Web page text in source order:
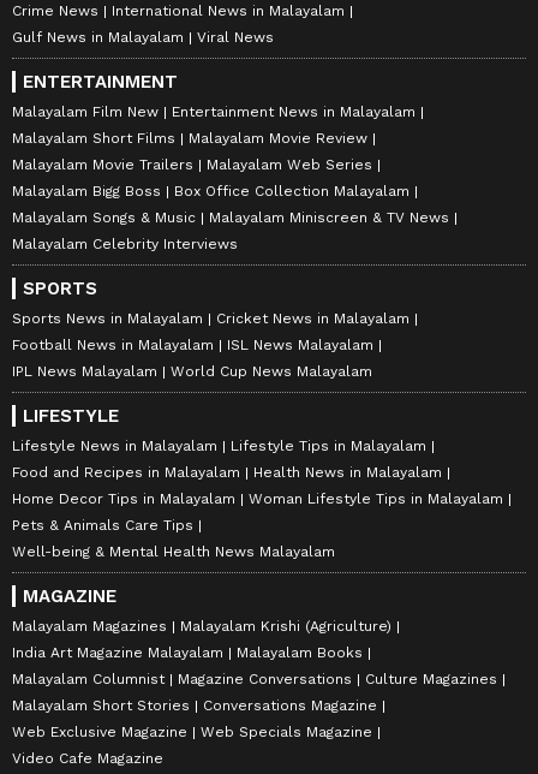
Crime News
International News in Malayalam
Gulf News in Malayalam
Viral News
ENTERTAINMENT
Malayalam Film New
Entertainment News in Malayalam
Malayalam Short Films
Malayalam Movie Review
Malayalam Movie Trailers
Malayalam Web Series
Malayalam Bigg Boss
Box Office Collection Malayalam
Malayalam Songs & Music
Malayalam Miniscreen & TV News
Malayalam Celebrity Interviews
SPORTS
Sports News in Malayalam
Cricket News in Malayalam
Football News in Malayalam
ISL News Malayalam
IPL News Malayalam
World Cup News Malayalam
LIFESTYLE
Lifestyle News in Malayalam
Lifestyle Tips in Malayalam
Food and Recipes in Malayalam
Health News in Malayalam
Home Decor Tips in Malayalam
Woman Lifestyle Tips in Malayalam
Pets & Animals Care Tips
Well-being & Mental Health News Malayalam
MAGAZINE
Malayalam Magazines
Malayalam Krishi (Agriculture)
India Art Magazine Malayalam
Malayalam Books
Malayalam Columnist
Magazine Conversations
Culture Magazines
Malayalam Short Stories
Conversations Magazine
Web Exclusive Magazine
Web Specials Magazine
Video Cafe Magazine